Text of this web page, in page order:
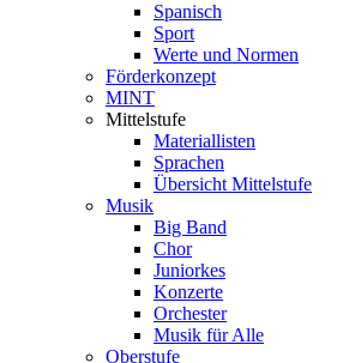
Spanisch
Sport
Werte und Normen
Förderkonzept
MINT
Mittelstufe
Materiallisten
Sprachen
Übersicht Mittelstufe
Musik
Big Band
Chor
Juniorkes
Konzerte
Orchester
Musik für Alle
Oberstufe